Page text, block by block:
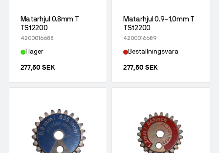
Matarhjul 0.8mm T
TSt2200
4200016688
I lager
277,50 SEK
Matarhjul 0.9-1,0mm T
TSt2200
4200016689
Beställningsvara
277,50 SEK